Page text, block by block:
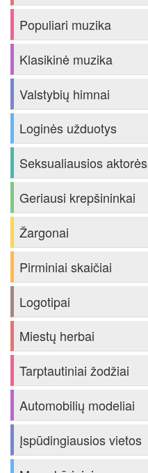
Populiari muzika
Klasikinė muzika
Valstybių himnai
Loginės užduotys
Seksualiausios aktorės
Geriausi krepšininkai
Žargonai
Pirminiai skaičiai
Logotipai
Miestų herbai
Tarptautiniai žodžiai
Automobilių modeliai
Įspūdingiausios vietos